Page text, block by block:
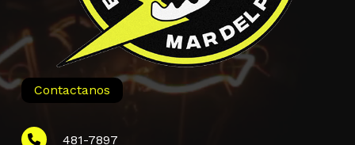
Contactanos
481-7897